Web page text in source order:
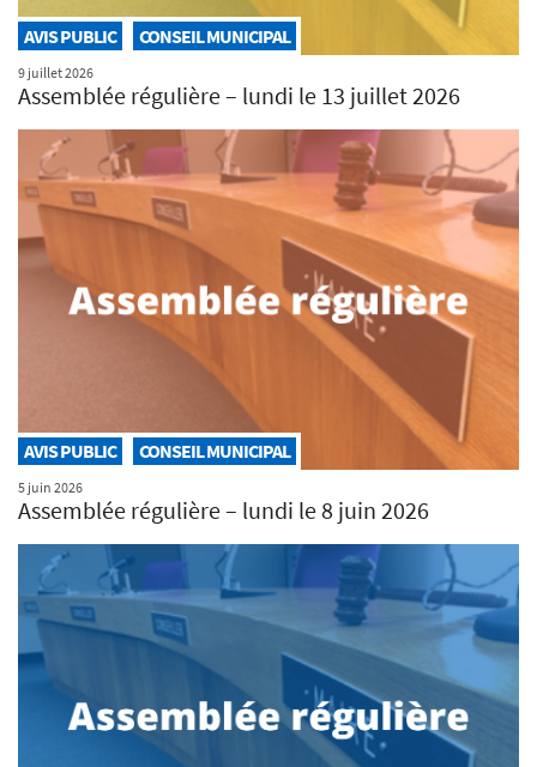
AVIS PUBLIC CONSEIL MUNICIPAL
9 juillet 2026
Assemblée régulière – lundi le 13 juillet 2026
AVIS PUBLIC CONSEIL MUNICIPAL
5 juin 2026
Assemblée régulière – lundi le 8 juin 2026